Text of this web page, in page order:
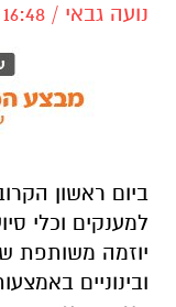
נועה גבאי / 16:48 24.06.19
למענקים וכלי
יוזמה משותפת
באר-שבע. מטרת
הכלכלה
באמצעות
היחידות